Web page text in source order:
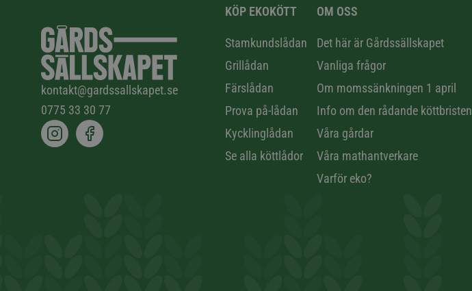
kontakt@gardssallskapet.se
0775 33 30 77
KÖP EKOKÖTT
Stamkundslådan
Grillådan
Färslådan
Prova på-lådan
Kycklinglådan
Se alla köttlådor
OM OSS
Det här är Gårdssällskapet
Vanliga frågor
Om momssänkningen 1 april
Info om den rådande köttbristen
Våra gårdar
Våra mathantverkare
Varför eko?